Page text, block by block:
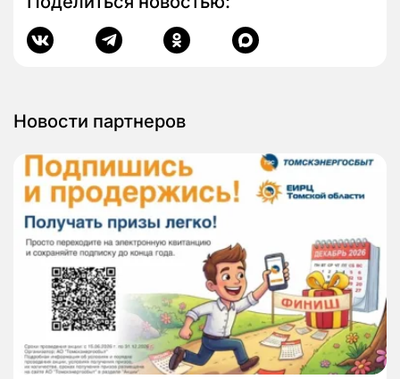
Новости партнеров